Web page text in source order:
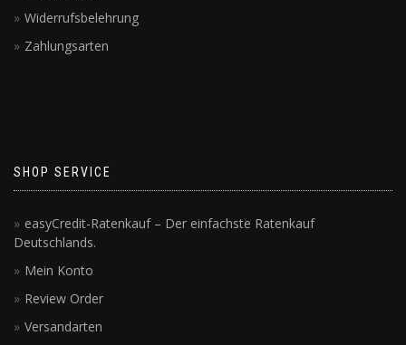
Widerrufsbelehrung
Zahlungsarten
SHOP SERVICE
easyCredit-Ratenkauf – Der einfachste Ratenkauf
Deutschlands.
Mein Konto
Review Order
Versandarten